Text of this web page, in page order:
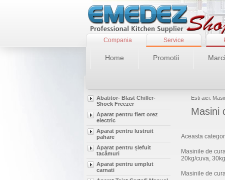
Compania Service
Home Promotii Marci
Abatitor- Blast Chiller-
Shock Freezer
Aparat pentru fiert orez
electric
Aparat pentru lustruit
pahare
Aparat pentru șlefuit
tacâmuri
Aparat pentru umplut
carnati
Esti aici:
Masini
Aceasta
Masinile de
20kg/cuva,
Masinile de